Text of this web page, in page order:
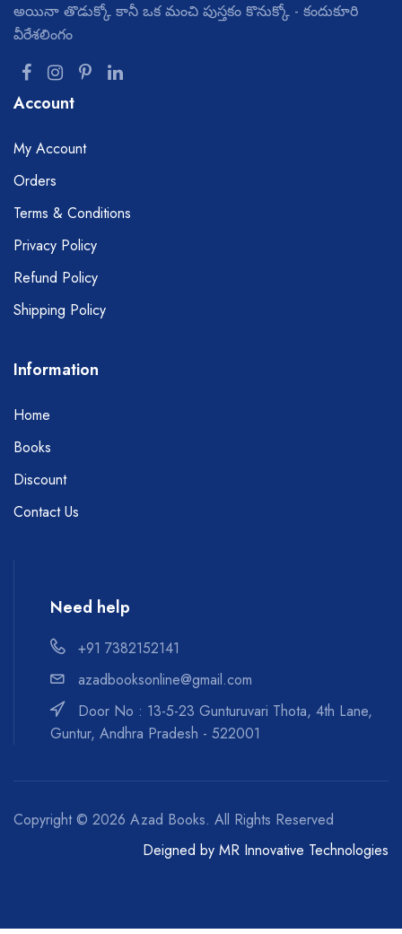
అయినా తొడుక్కో కానీ ఒక మంచి పుస్తకం కొనుక్కో - కందుకూరి
వీరేశలింగం
Account
My Account
Orders
Terms & Conditions
Privacy Policy
Refund Policy
Shipping Policy
Information
Home
Books
Discount
Contact Us
Need help
+91 7382152141
azadbooksonline@gmail.com
Door No : 13-5-23 Gunturuvari Thota, 4th Lane,
Guntur, Andhra Pradesh - 522001
Copyright © 2026 Azad Books. All Rights Reserved
Deigned by MR Innovative Technologies